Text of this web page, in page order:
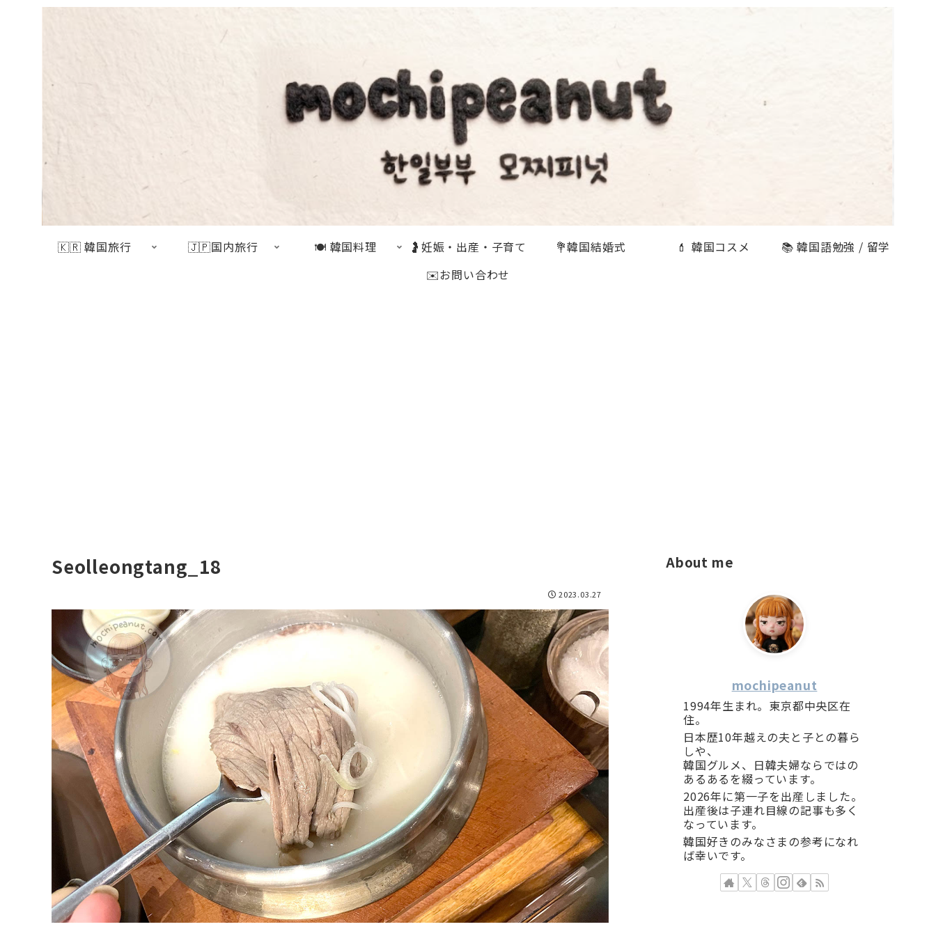
🇰🇷 韓国旅行 🇯🇵国内旅行 🍽 韓国料理 🤰妊娠・出産・子育て 💐韓国結婚式 💄 韓国コスメ
📚 韓国語勉強 / 留学
✉️お問い合わせ
Seolleongtang_18
2023.03.27
About me
mochipeanut
1994年生まれ。東京都中央区在
住。
日本歴10年越えの夫と子との暮ら
しや、
韓国グルメ、日韓夫婦ならではの
あるあるを綴っています。
2026年に第一子を出産しました。
出産後は子連れ目線の記事も多く
なっています。
韓国好きのみなさまの参考になれ
ば幸いです。